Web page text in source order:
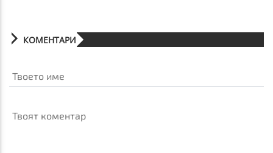
КОМЕНТАРИ
Твоето име
Твоят коментар